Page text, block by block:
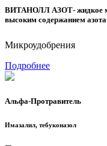
ВИТАНОЛЛ АЗОТ- жидкое
высоким содержанием
Микроудобрения
Подробнее
Альфа-Протравитель
Имазалил, тебуконазол